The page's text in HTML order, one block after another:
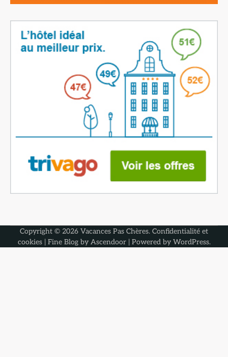
Copyright © 2026 Vacances Pas Chères. Confidentialité et
cookies| Fine Blog by Ascendoor| Powered by WordPress.